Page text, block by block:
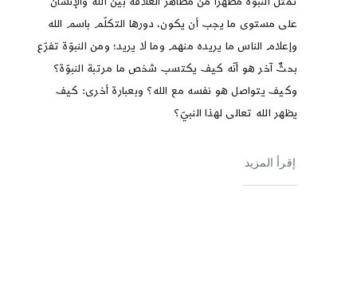
على مستوى ما يجب أن يكون، دورها التكلّم باسم الله
وإعلام الناس ما يريده منهم وما لا يريد؛ ومن النبوّة تفرّع
بحثٌ آخر هو أنّه كيف يكتسب شخص ما مرتبة النبوّة؟
وكيف يتواصل هو نفسه مع الله؟ وبعبارة أخرى: كيف
يظهر الله تعالى لهذا النبيّ؟
إقرأ المزيد